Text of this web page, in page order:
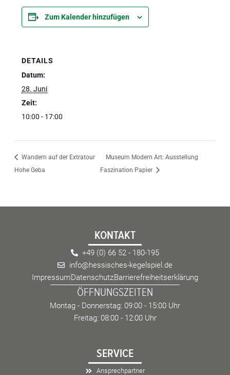
Zum Kalender hinzufügen
DETAILS
Datum:
28. Juni
Zeit:
10:00 - 17:00
Wandern auf der Extratour
Hohe Geba
Museum Modern Art: Ausstellung
Faszination Papier
KONTAKT
+49 (0) 66 52 - 180-195
info@hessisches-kegelspiel.de
ImpressumDatenschutzBarrierefreiheitserklärung
ÖFFNUNGSZEITEN
Montag - Donnerstag: 09:00 - 15:00 Uhr
Freitag: 08:00 - 12:00 Uhr
SERVICE
Ansprechpartner